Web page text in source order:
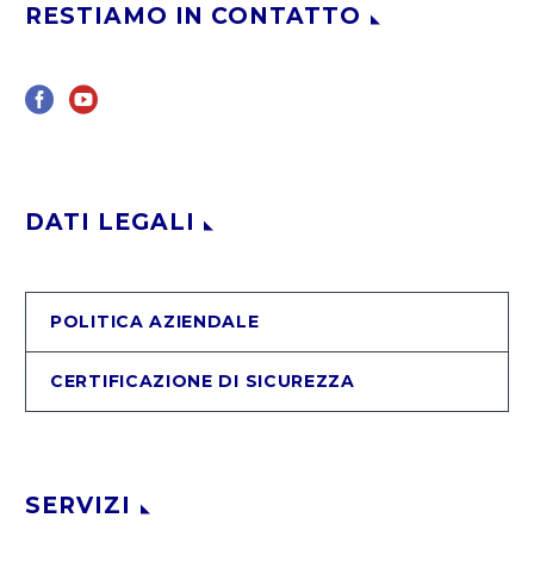
RESTIAMO IN CONTATTO
DATI LEGALI
POLITICA AZIENDALE
CERTIFICAZIONE DI SICUREZZA
SERVIZI